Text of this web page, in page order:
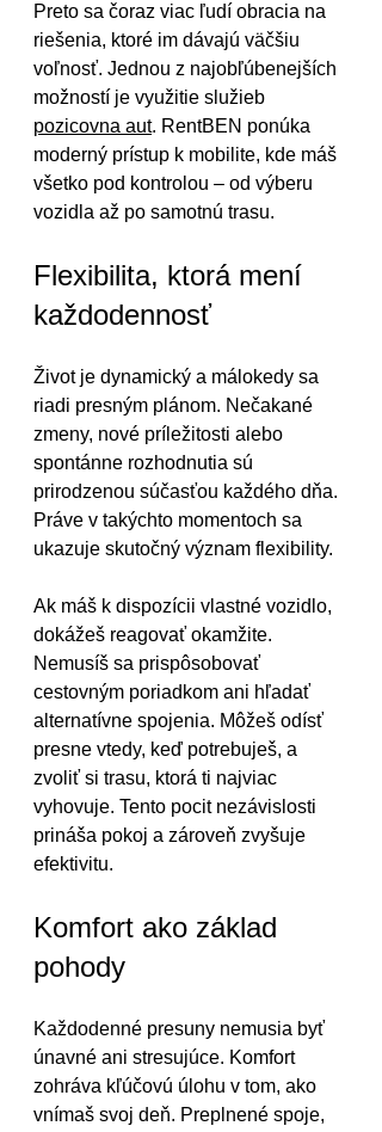
Preto sa čoraz viac ľudí obracia na
riešenia, ktoré im dávajú väčšiu
voľnosť. Jednou z najobľúbenejších
možností je využitie služieb
pozicovna aut. RentBEN ponúka
moderný prístup k mobilite, kde máš
všetko pod kontrolou – od výberu
vozidla až po samotnú trasu.
Flexibilita, ktorá mení
každodennosť
Život je dynamický a málokedy sa
riadi presným plánom. Nečakané
zmeny, nové príležitosti alebo
spontánne rozhodnutia sú
prirodzenou súčasťou každého dňa.
Práve v takýchto momentoch sa
ukazuje skutočný význam flexibility.
Ak máš k dispozícii vlastné vozidlo,
dokážeš reagovať okamžite.
Nemusíš sa prispôsobovať
cestovným poriadkom ani hľadať
alternatívne spojenia. Môžeš odísť
presne vtedy, keď potrebuješ, a
zvoliť si trasu, ktorá ti najviac
vyhovuje. Tento pocit nezávislosti
prináša pokoj a zároveň zvyšuje
efektivitu.
Komfort ako základ
pohody
Každodenné presuny nemusia byť
únavné ani stresujúce. Komfort
zohráva kľúčovú úlohu v tom, ako
vnímaš svoj deň. Preplnené spoje,